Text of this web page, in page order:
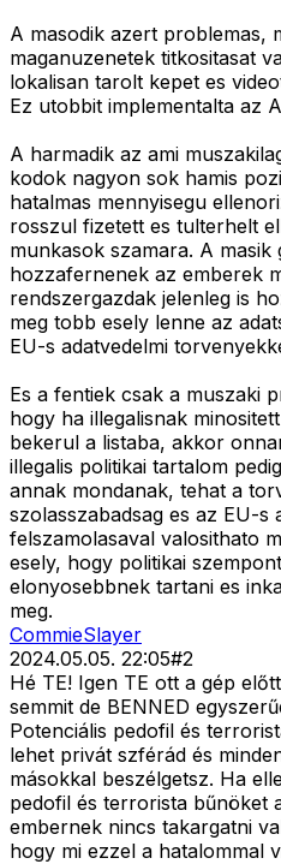
A masodik azert problemas,
maganuzenetek titkositasat
lokalisan tarolt kepet es
Ez utobbit implementalta az
A harmadik az ami
kodok nagyon sok hamis
hatalmas mennyisegu
rosszul fizetett es tulterhelt
munkasok szamara. A
hozzafernenek az emberek
rendszergazdak jelenleg is
meg tobb esely lenne az
EU-s adatvedelmi
Es a fentiek csak a muszaki
hogy ha illegalisnak
bekerul a listaba, akkor
illegalis politikai tartalom
annak mondanak, tehat a
szolasszabadsag es az EU-s
felszamolasaval valosithato
esely, hogy politikai
elonyosebbnek tartani es
meg.
CommieSlayer
2024.05.05. 22:05#2
Hé TE! Igen TE ott a gép
semmit de BENNED
Potenciális pedofil és
lehet privát szférád és
másokkal beszélgetsz. Ha
pedofil és terrorista bűnöket
embernek nincs takargatni
hogy mi ezzel a hatalommal